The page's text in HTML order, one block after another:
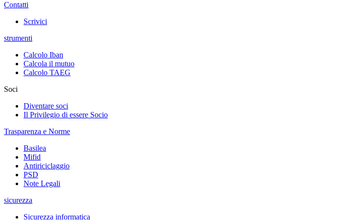
Contatti
Scrivici
strumenti
Calcolo Iban
Calcola il mutuo
Calcolo TAEG
Soci
Diventare soci
Il Privilegio di essere Socio
Trasparenza e Norme
Basilea
Mifid
Antiriciclaggio
PSD
Note Legali
sicurezza
Sicurezza informatica